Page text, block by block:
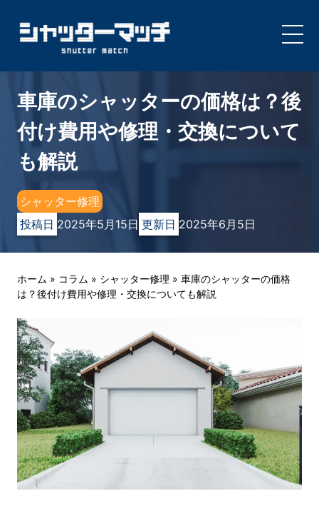
content
車庫のシャッターの価格は？後
付け費用や修理・交換について
も解説
シャッター修理
投稿日 2025年5月15日 更新日 2025年6月5日
ホーム » コラム » シャッター修理 » 車庫のシャッターの価格
は？後付け費用や修理・交換についても解説